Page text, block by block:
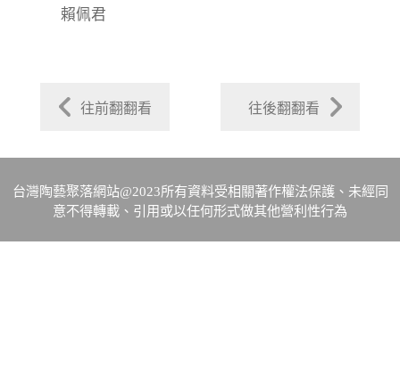
往前翻翻看 往後翻翻看
賴佩君
台灣陶藝聚落網站@2023所有資料受相關著作權法保護、未經同
意不得轉載、引用或以任何形式做其他營利性行為